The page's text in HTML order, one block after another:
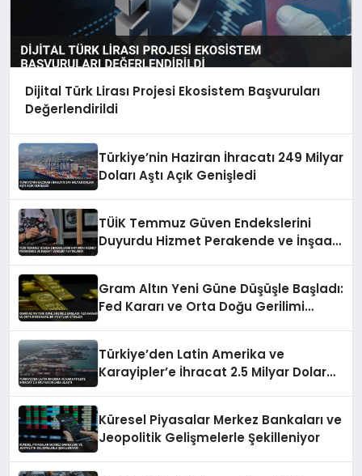
Dijital Türk Lirası Projesi Ekosistem Başvuruları
Değerlendirildi
Türkiye’nin Haziran İhracatı 249 Milyar
Doları Aştı Açık Genişledi
TÜİK Temmuz Güven Endekslerini
Duyurdu Hizmet Perakende ve İnşaat
Gram Altın Yeni Güne Düşüşle Başladı:
Fed Kararı ve Orta Doğu Gerilimi
Türkiye’den Latin Amerika ve
Karayipler’e İhracat 2.5 Milyar Dolara
Küresel Piyasalar Merkez Bankaları ve
Jeopolitik Gelişmelerle Şekilleniyor